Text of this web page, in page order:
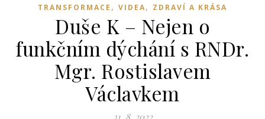
TRANSFORMACE , VIDEA, ZDRAVÍ A KRÁSA
Duše K – Nejen o
funkčním dýchání s RNDr.
Mgr. Rostislavem
Václavkem